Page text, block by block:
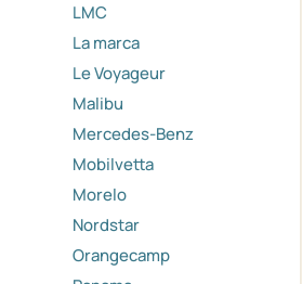
LMC
La marca
Le Voyageur
Malibu
Mercedes-Benz
Mobilvetta
Morelo
Nordstar
Orangecamp